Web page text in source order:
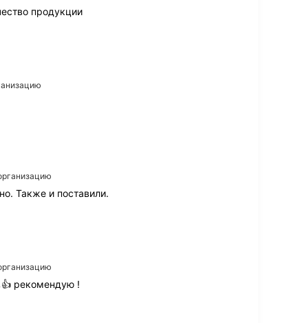
продукции
Также и поставили.
рекомендую !